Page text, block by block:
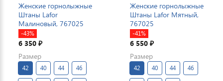
Женские горнолыжные
Штаны Lafor
Малиновый, 767025
-43%
6 350 ₽
Размер
42 40 44 46
Женские горнолыжные
Штаны Lafor Мятный,
767025
-41%
6 550 ₽
Размер
42 40 44 46